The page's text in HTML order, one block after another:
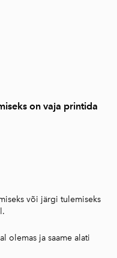
on vaja printida
või järgi tulemiseks
olemas ja saame alati